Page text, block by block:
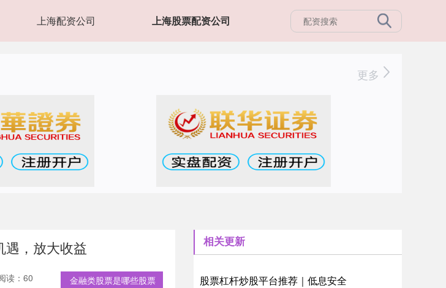
上海配资公司 上海股票配资公司
更多
遇，放大收益
金融类股票是哪些股票
读：60
相关更新
股票杠杆炒股平台推荐｜低息安全